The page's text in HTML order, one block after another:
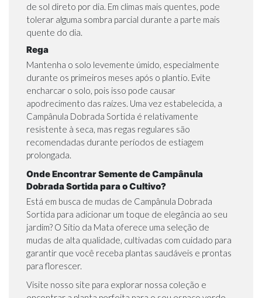
de sol direto por dia. Em climas mais quentes, pode
tolerar alguma sombra parcial durante a parte mais
quente do dia.
Rega
Mantenha o solo levemente úmido, especialmente
durante os primeiros meses após o plantio. Evite
encharcar o solo, pois isso pode causar
apodrecimento das raízes. Uma vez estabelecida, a
Campânula Dobrada Sortida é relativamente
resistente à seca, mas regas regulares são
recomendadas durante períodos de estiagem
prolongada.
Onde Encontrar Semente de Campânula
Dobrada Sortida para o Cultivo?
Está em busca de mudas de Campânula Dobrada
Sortida para adicionar um toque de elegância ao seu
jardim? O Sítio da Mata oferece uma seleção de
mudas de alta qualidade, cultivadas com cuidado para
garantir que você receba plantas saudáveis e prontas
para florescer.
Visite nosso site para explorar nossa coleção e